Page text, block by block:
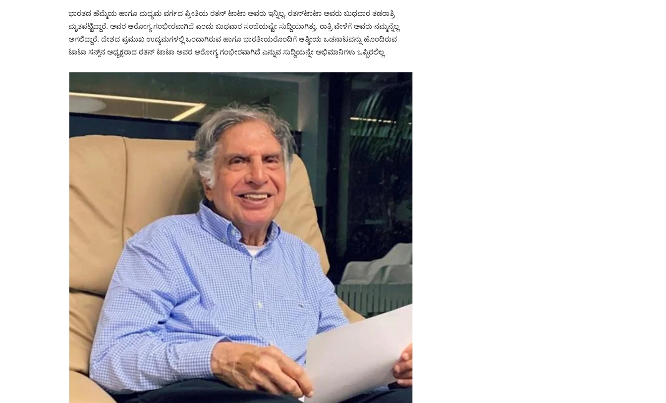
ಭಾರತದ ಹೆಮ್ಮೆಯ ಹಾಗೂ ಮಧ್ಯಮ ವರ್ಗದ ಪ್ರೀತಿಯ ರತನ್‌ ಟಾಟಾ ಅವರು ಇನ್ನಿಲ್ಲ. ರತನ್‌ಟಾಟಾ ಅವರು ಬುಧವಾರ ತಡರಾತ್ರಿ
ಮೃತಪಟ್ಟಿದ್ದಾರೆ. ಅವರ ಆರೋಗ್ಯ ಗಂಭೀರವಾಗಿದೆ ಎಂದು ಬುಧವಾರ ಸಂಜೆಯಷ್ಟೇ ಸುದ್ದಿಯಾಗಿತ್ತು. ರಾತ್ರಿ ವೇಳೆಗೆ ಅವರು ನಮ್ಮನ್ನೆಲ್ಲ
ಅಗಲಿದ್ದಾರೆ. ದೇಶದ ಪ್ರಮುಖ ಉದ್ಯಮಗಳಲ್ಲಿ ಒಂದಾಗಿರುವ ಹಾಗೂ ಭಾರತೀಯರೊಂದಿಗೆ ಆತ್ಮೀಯ ಒಡನಾಟವನ್ನು ಹೊಂದಿರುವ
ಟಾಟಾ ಸನ್ಸ್‌ನ ಅಧ್ಯಕ್ಷರಾದ ರತನ್ ಟಾಟಾ ಅವರ ಆರೋಗ್ಯ ಗಂಭೀರವಾಗಿದೆ ಎನ್ನುವ ಸುದ್ದಿಯನ್ನೇ ಅಭಿಮಾನಿಗಳು ಒಪ್ಪಿರಲಿಲ್ಲ